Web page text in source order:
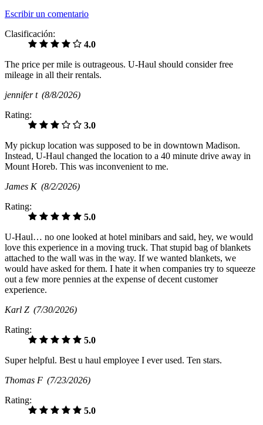
Escribir un comentario
Clasificación:
4.0
The price per mile is outrageous. U-Haul should consider free
mileage in all their rentals.
jennifer t (8/8/2026)
Rating:
3.0
My pickup location was supposed to be in downtown Madison.
Instead, U-Haul changed the location to a 40 minute drive away in
Mount Horeb. This was inconvenient to me.
James K (8/2/2026)
Rating:
5.0
U-Haul… no one looked at hotel minibars and said, hey, we would
love this experience in a moving truck. That stupid bag of blankets
attached to the wall was in the way. If we wanted blankets, we
would have asked for them. I hate it when companies try to squeeze
out a few more pennies at the expense of decent customer
experience.
Karl Z (7/30/2026)
Rating:
5.0
Super helpful. Best u haul employee I ever used. Ten stars.
Thomas F (7/23/2026)
Rating:
5.0